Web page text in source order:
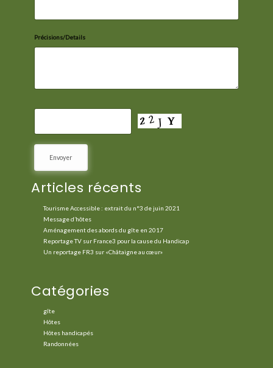
Précisions/Details
Articles récents
Tourisme Accessible : extrait du n°3 de juin 2021
Message d’hôtes
Aménagement des abords du gîte en 2017
Reportage TV sur France3 pour la cause du Handicap
Un reportage FR3 sur «Châtaigne au cœur»
Catégories
gîte
Hôtes
Hôtes handicapés
Randonnées